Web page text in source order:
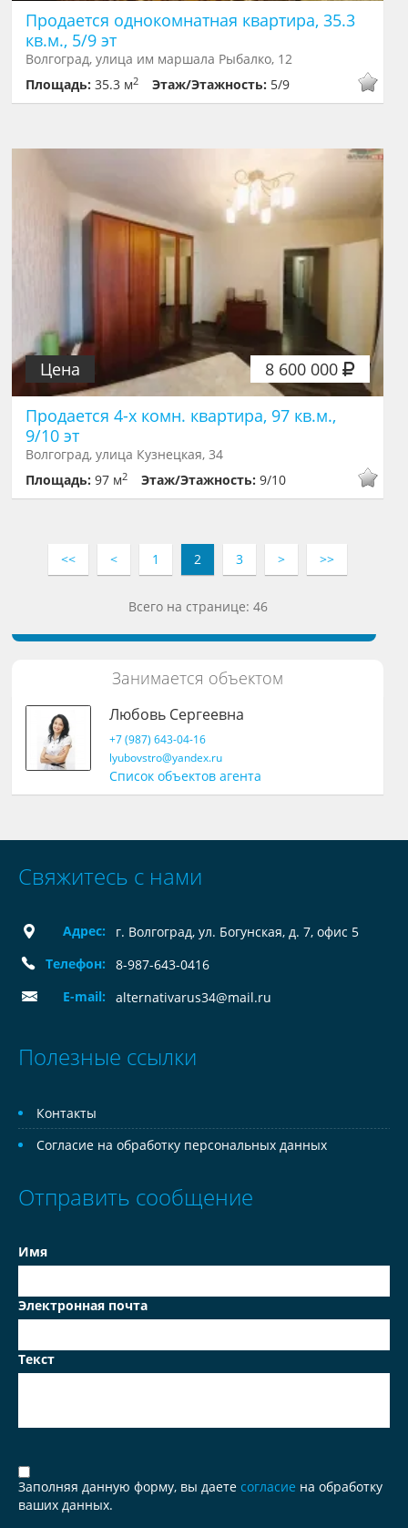
Продается однокомнатная квартира, 35.3
кв.м., 5/9 эт
Волгоград, улица им маршала Рыбалко, 12
Площадь:35.3 м2 Этаж/Этажность: 5/9
8 600 000
Цена
Продается 4-х комн. квартира, 97 кв.м.,
9/10 эт
Волгоград, улица Кузнецкая, 34
Площадь:97 м2 Этаж/Этажность:9/10
<< < 1 2 3 > >>
Всего на странице: 46
Занимается объектом
Любовь Сергеевна
+7 (987) 643-04-16
lyubovstro@yandex.ru
Список объектов агента
Свяжитесь с нами
Адрес:
г. Волгоград, ул. Богунская, д. 7, офис 5
Телефон:
8-987-643-0416
E-mail:
alternativarus34@mail.ru
Полезные ссылки
Контакты
Согласие на обработку персональных данных
Отправить сообщение
Имя
Электронная почта
Текст
Заполняя данную форму, вы даете согласие на обработку
ваших данных.